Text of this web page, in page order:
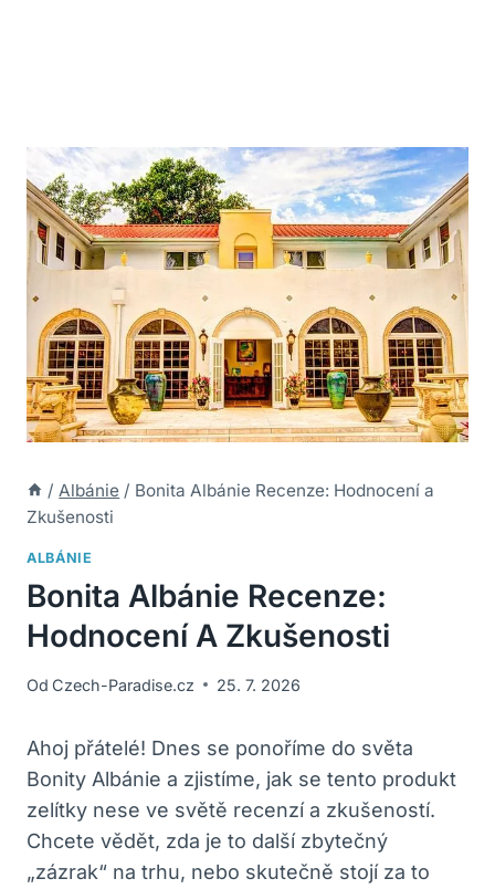
/ Albánie / Bonita Albánie Recenze: Hodnocení a
Zkušenosti
ALBÁNIE
Bonita Albánie Recenze:
Hodnocení A Zkušenosti
Od Czech-Paradise.cz 25. 7. 2026
Ahoj přátelé! Dnes ‌se ‌ponoříme do světa
Bonity Albánie a zjistíme, jak se⁤ tento produkt
zelítky nese ve světě recenzí a zkušeností.
Chcete vědět, ⁤zda je to další zbytečný
„zázrak“ na trhu, nebo skutečně stojí za to